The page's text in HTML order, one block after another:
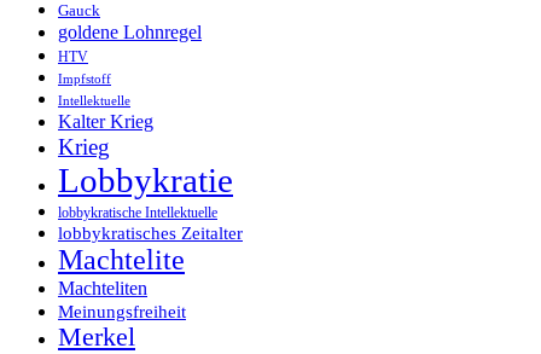
Gauck
goldene Lohnregel
HTV
Impfstoff
Intellektuelle
Kalter Krieg
Krieg
Lobbykratie
lobbykratische Intellektuelle
lobbykratisches Zeitalter
Machtelite
Machteliten
Meinungsfreiheit
Merkel